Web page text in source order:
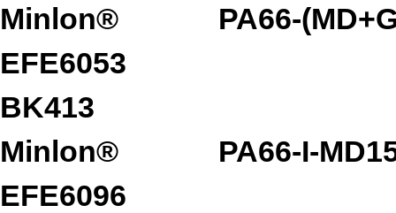
Minlon®
EFE6053
BK413
PA66-
Minlon®
EFE6096
PA66-I-